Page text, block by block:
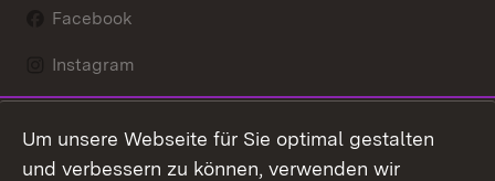
Facebook
Instagram
Mastodon
Um unsere Webseite für Sie optimal gestalten
und verbessern zu können, verwenden wir